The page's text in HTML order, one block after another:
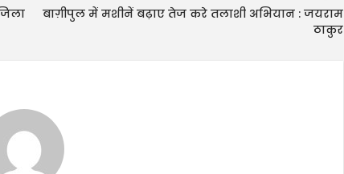
बाग़ीपुल में मशीनें बढ़ाए तेज करे तलाशी अभियान : जयराम
ठाकुर